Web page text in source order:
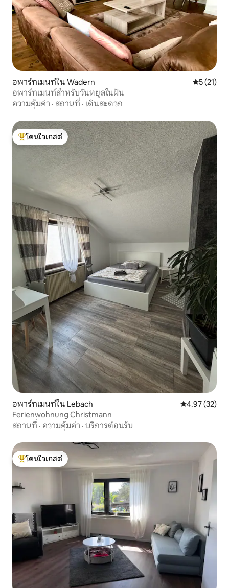
อพาร์ทเมนท์ใน Wadern คะแนนเฉลี่
5 (21)
อพาร์ทเมนท์สำหรับวันหยุดในฝัน
ความคุ้มค่า · สถานที่ · เดินสะดวก
โดนใจเกสต์ที่สุด
โดนใจเกสต์
อพาร์ทเมนท์ใน Lebach คะแนนเฉลี่ย
4.97 (32)
Ferienwohnung Christmann
สถานที่ · ความคุ้มค่า · บริการต้อนรับ
โดนใจเกสต์ที่สุด
โดนใจเกสต์